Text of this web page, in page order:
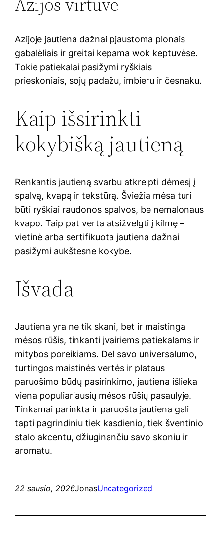
Azijoje jautiena dažnai pjaustoma plonais
gabalėliais ir greitai kepama wok keptuvėse.
Tokie patiekalai pasižymi ryškiais
prieskoniais, sojų padažu, imbieru ir česnaku.
Kaip išsirinkti
kokybišką jautieną
Renkantis jautieną svarbu atkreipti dėmesį į
spalvą, kvapą ir tekstūrą. Šviežia mėsa turi
būti ryškiai raudonos spalvos, be nemalonaus
kvapo. Taip pat verta atsižvelgti į kilmę –
vietinė arba sertifikuota jautiena dažnai
pasižymi aukštesne kokybe.
Išvada
Jautiena yra ne tik skani, bet ir maistinga
mėsos rūšis, tinkanti įvairiems patiekalams ir
mitybos poreikiams. Dėl savo universalumo,
turtingos maistinės vertės ir plataus
paruošimo būdų pasirinkimo, jautiena išlieka
viena populiariausių mėsos rūšių pasaulyje.
Tinkamai parinkta ir paruošta jautiena gali
tapti pagrindiniu tiek kasdienio, tiek šventinio
stalo akcentu, džiuginančiu savo skoniu ir
aromatu.
22 sausio, 2026JonasUncategorized